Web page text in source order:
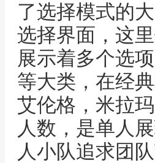
了选择模式的
选择界面，这
展示着多个选
等大类，在经
艾伦格，米拉
人数，是单人
人小队追求团